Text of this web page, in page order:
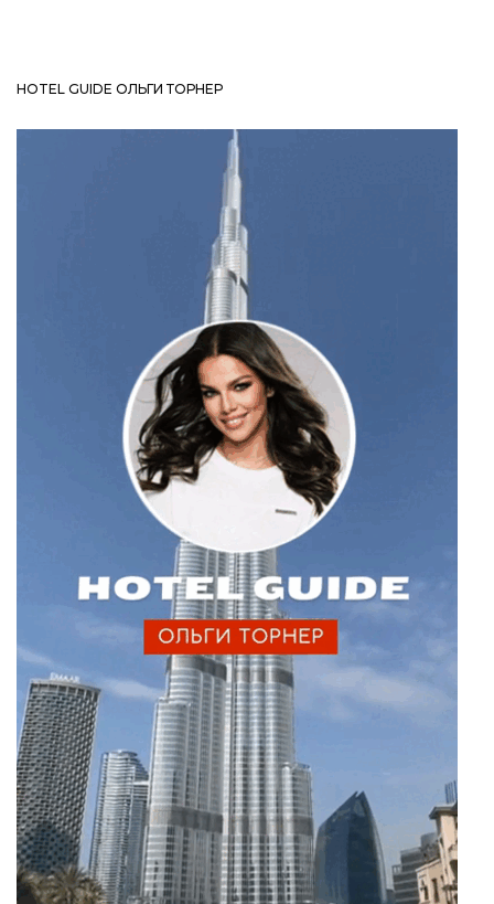
HOTEL GUIDE ОЛЬГИ ТОРНЕР